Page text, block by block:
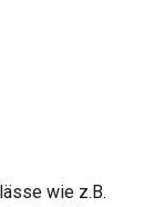
wie z.B.